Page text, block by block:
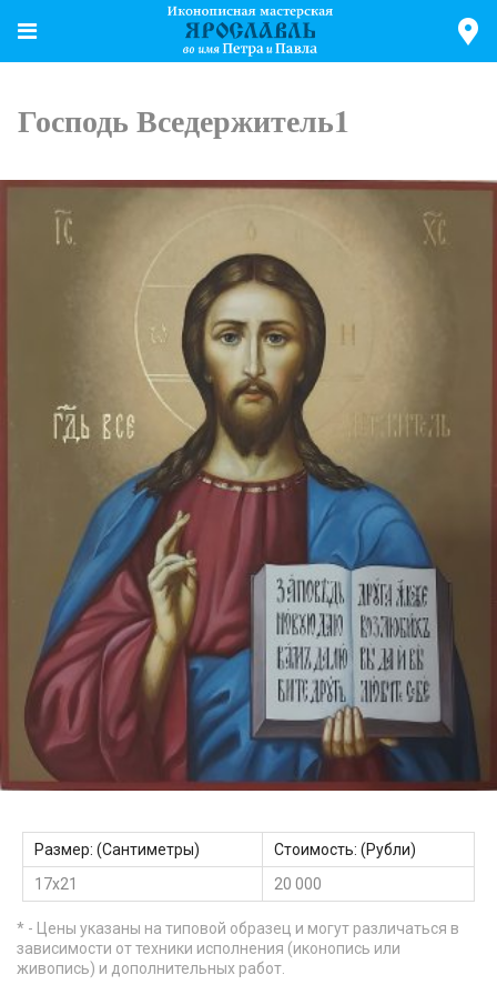
Господь Вседержитель1
Размер: (Сантиметры)
Стоимость: (Рубли)
17х21
20 000
* - Цены указаны на типовой образец и могут различаться в
зависимости от техники исполнения (иконопись или
живопись) и дополнительных работ.